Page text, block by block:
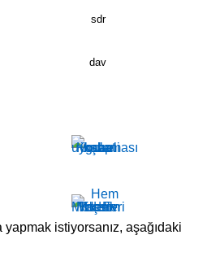
sdr
dav
yapmak istiyorsanız, aşağıdaki